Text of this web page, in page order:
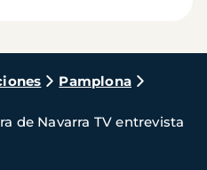
Pamplona
de Navarra TV entrevista